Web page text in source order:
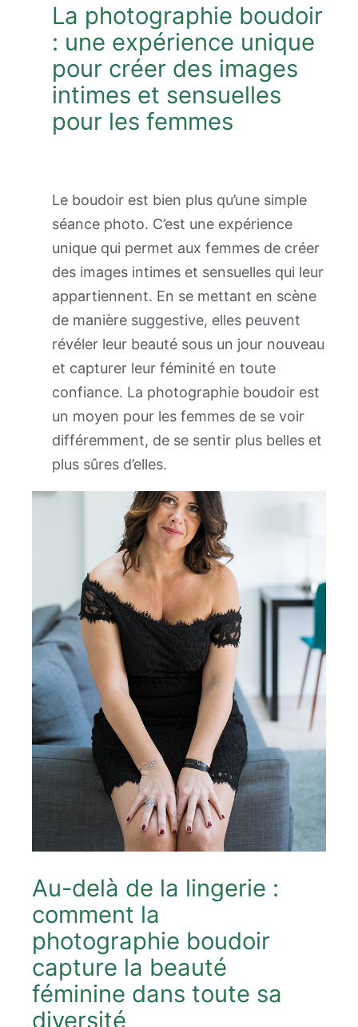
La photographie boudoir
: une expérience unique
pour créer des images
intimes et sensuelles
pour les femmes
Le boudoir est bien plus qu’une simple
séance photo. C’est une expérience
unique qui permet aux femmes de créer
des images intimes et sensuelles qui leur
appartiennent. En se mettant en scène
de manière suggestive, elles peuvent
révéler leur beauté sous un jour nouveau
et capturer leur féminité en toute
confiance. La photographie boudoir est
un moyen pour les femmes de se voir
différemment, de se sentir plus belles et
plus sûres d’elles.
Au-delà de la lingerie :
comment la
photographie boudoir
capture la beauté
féminine dans toute sa
diversité